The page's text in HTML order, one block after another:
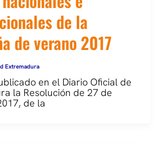
de la
de verano 2017
Extremadura
en el Diario Oficial de
la Resolución de 27 de
de la